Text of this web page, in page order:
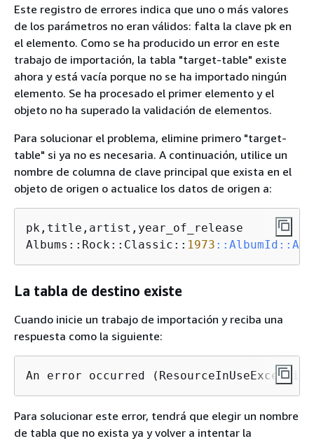
Este registro de errores indica que uno o más valores
de los parámetros no eran válidos: falta la clave pk en
el elemento. Como se ha producido un error en este
trabajo de importación, la tabla "target-table" existe
ahora y está vacía porque no se ha importado ningún
elemento. Se ha procesado el primer elemento y el
objeto no ha superado la validación de elementos.
Para solucionar el problema, elimine primero "target-
table" si ya no es necesaria. A continuación, utilice un
nombre de columna de clave principal que exista en el
objeto de origen o actualice los datos de origen a:
pk,title,artist,year_of_release
Albums::Rock::Classic:: 1973 : :AlbumId :
La tabla de destino existe
Cuando inicie un trabajo de importación y reciba una
respuesta como la siguiente:
An error occurred
Para solucionar este error, tendrá que elegir un nombre
de tabla que no exista ya y volver a intentar la